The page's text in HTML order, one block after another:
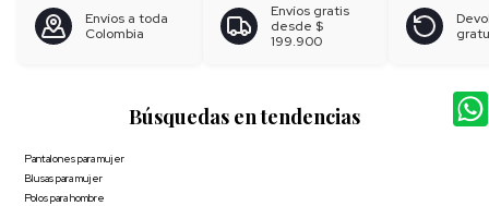
Envíos a toda
Colombia
Envíos gratis
desde $
199.900
Búsquedas en tendencias
Pantalones para mujer
Blusas para mujer
Polos para hombre